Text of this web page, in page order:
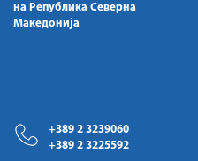
на Република Северна
Македонија
+389 2 3239060
+389 2 3225592